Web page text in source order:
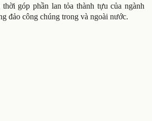
góp phần lan tỏa thành tựu của ngành
đảo công chúng trong và ngoài nước.